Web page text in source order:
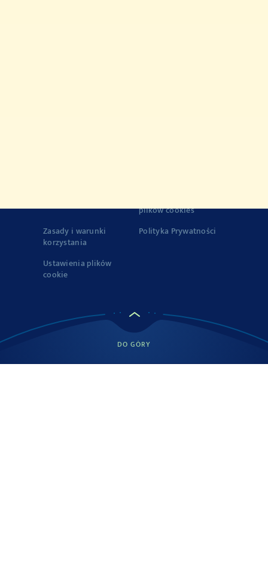
plików cookies
Zasady i warunki
korzystania
Polityka Prywatności
Ustawienia plików
cookie
DO GÓRY